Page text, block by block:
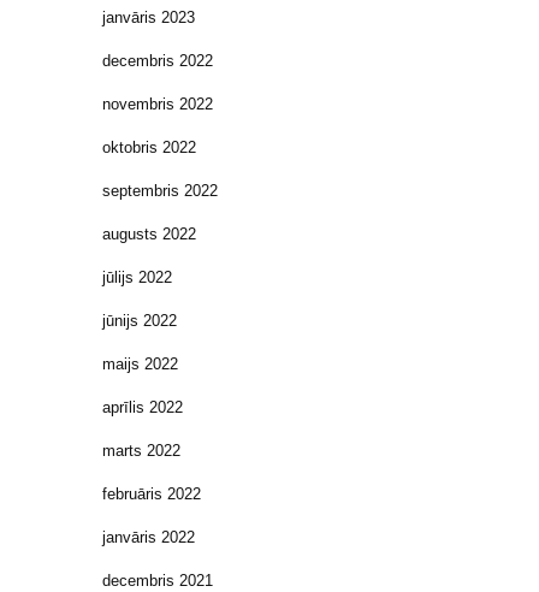
janvāris 2023
decembris 2022
novembris 2022
oktobris 2022
septembris 2022
augusts 2022
jūlijs 2022
jūnijs 2022
maijs 2022
aprīlis 2022
marts 2022
februāris 2022
janvāris 2022
decembris 2021